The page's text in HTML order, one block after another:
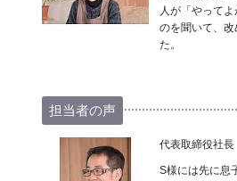
人が「やって
のを聞いて、
た。
担当者の声
代表取締役
S様には先に息